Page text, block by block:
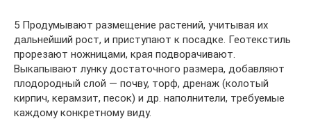
5 Продумывают размещение растений, учитывая их
дальнейший рост, и приступают к посадке. Геотекстиль
прорезают ножницами, края подворачивают.
Выкапывают лунку достаточного размера, добавляют
плодородный слой — почву, торф, дренаж (колотый
кирпич, керамзит, песок) и др. наполнители, требуемые
каждому конкретному виду.